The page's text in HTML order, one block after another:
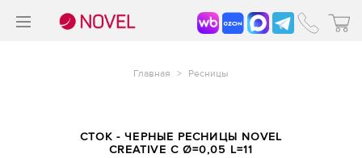
Главная > Ресницы
СТОК - ЧЕРНЫЕ РЕСНИЦЫ NOVEL
CREATIVE С Ø=0,05 L=11